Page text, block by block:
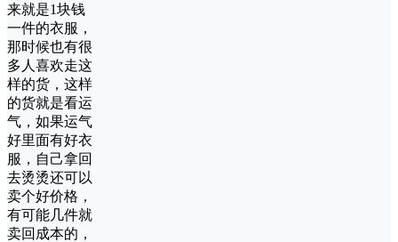
来就是1块钱
一件的衣服，
那时候也有很
多人喜欢走这
样的货，这样
的货就是看运
气，如果运气
好里面有好衣
服，自己拿回
去烫烫还可以
卖个好价格，
有可能几件就
卖回成本的，